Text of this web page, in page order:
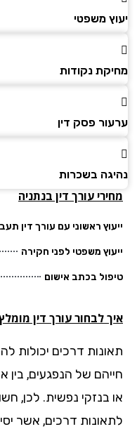
משפטי
נקודות
פסק דין
בשכרות
עורך דין בנתניה
ראשוני עם עורך דין תעבורה
משפטי לפני חקירה
בכתב אישום
לבחור עורך דין מומלץ
דרכים יכולות
של הנפגעים, בין אם
בנזקי נפשית. לכן, חשוב
דרכים, אשר יסייע